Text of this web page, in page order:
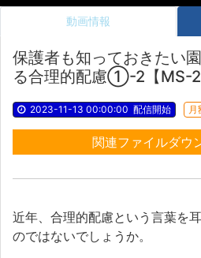
動画情報
保護者も知っておきたい
る合理的配慮①-2【MS-
2023-11-13 00:00:00 配信開始 月
関連ファイルダウ
近年、合理的配慮という言葉を
のではないでしょうか。